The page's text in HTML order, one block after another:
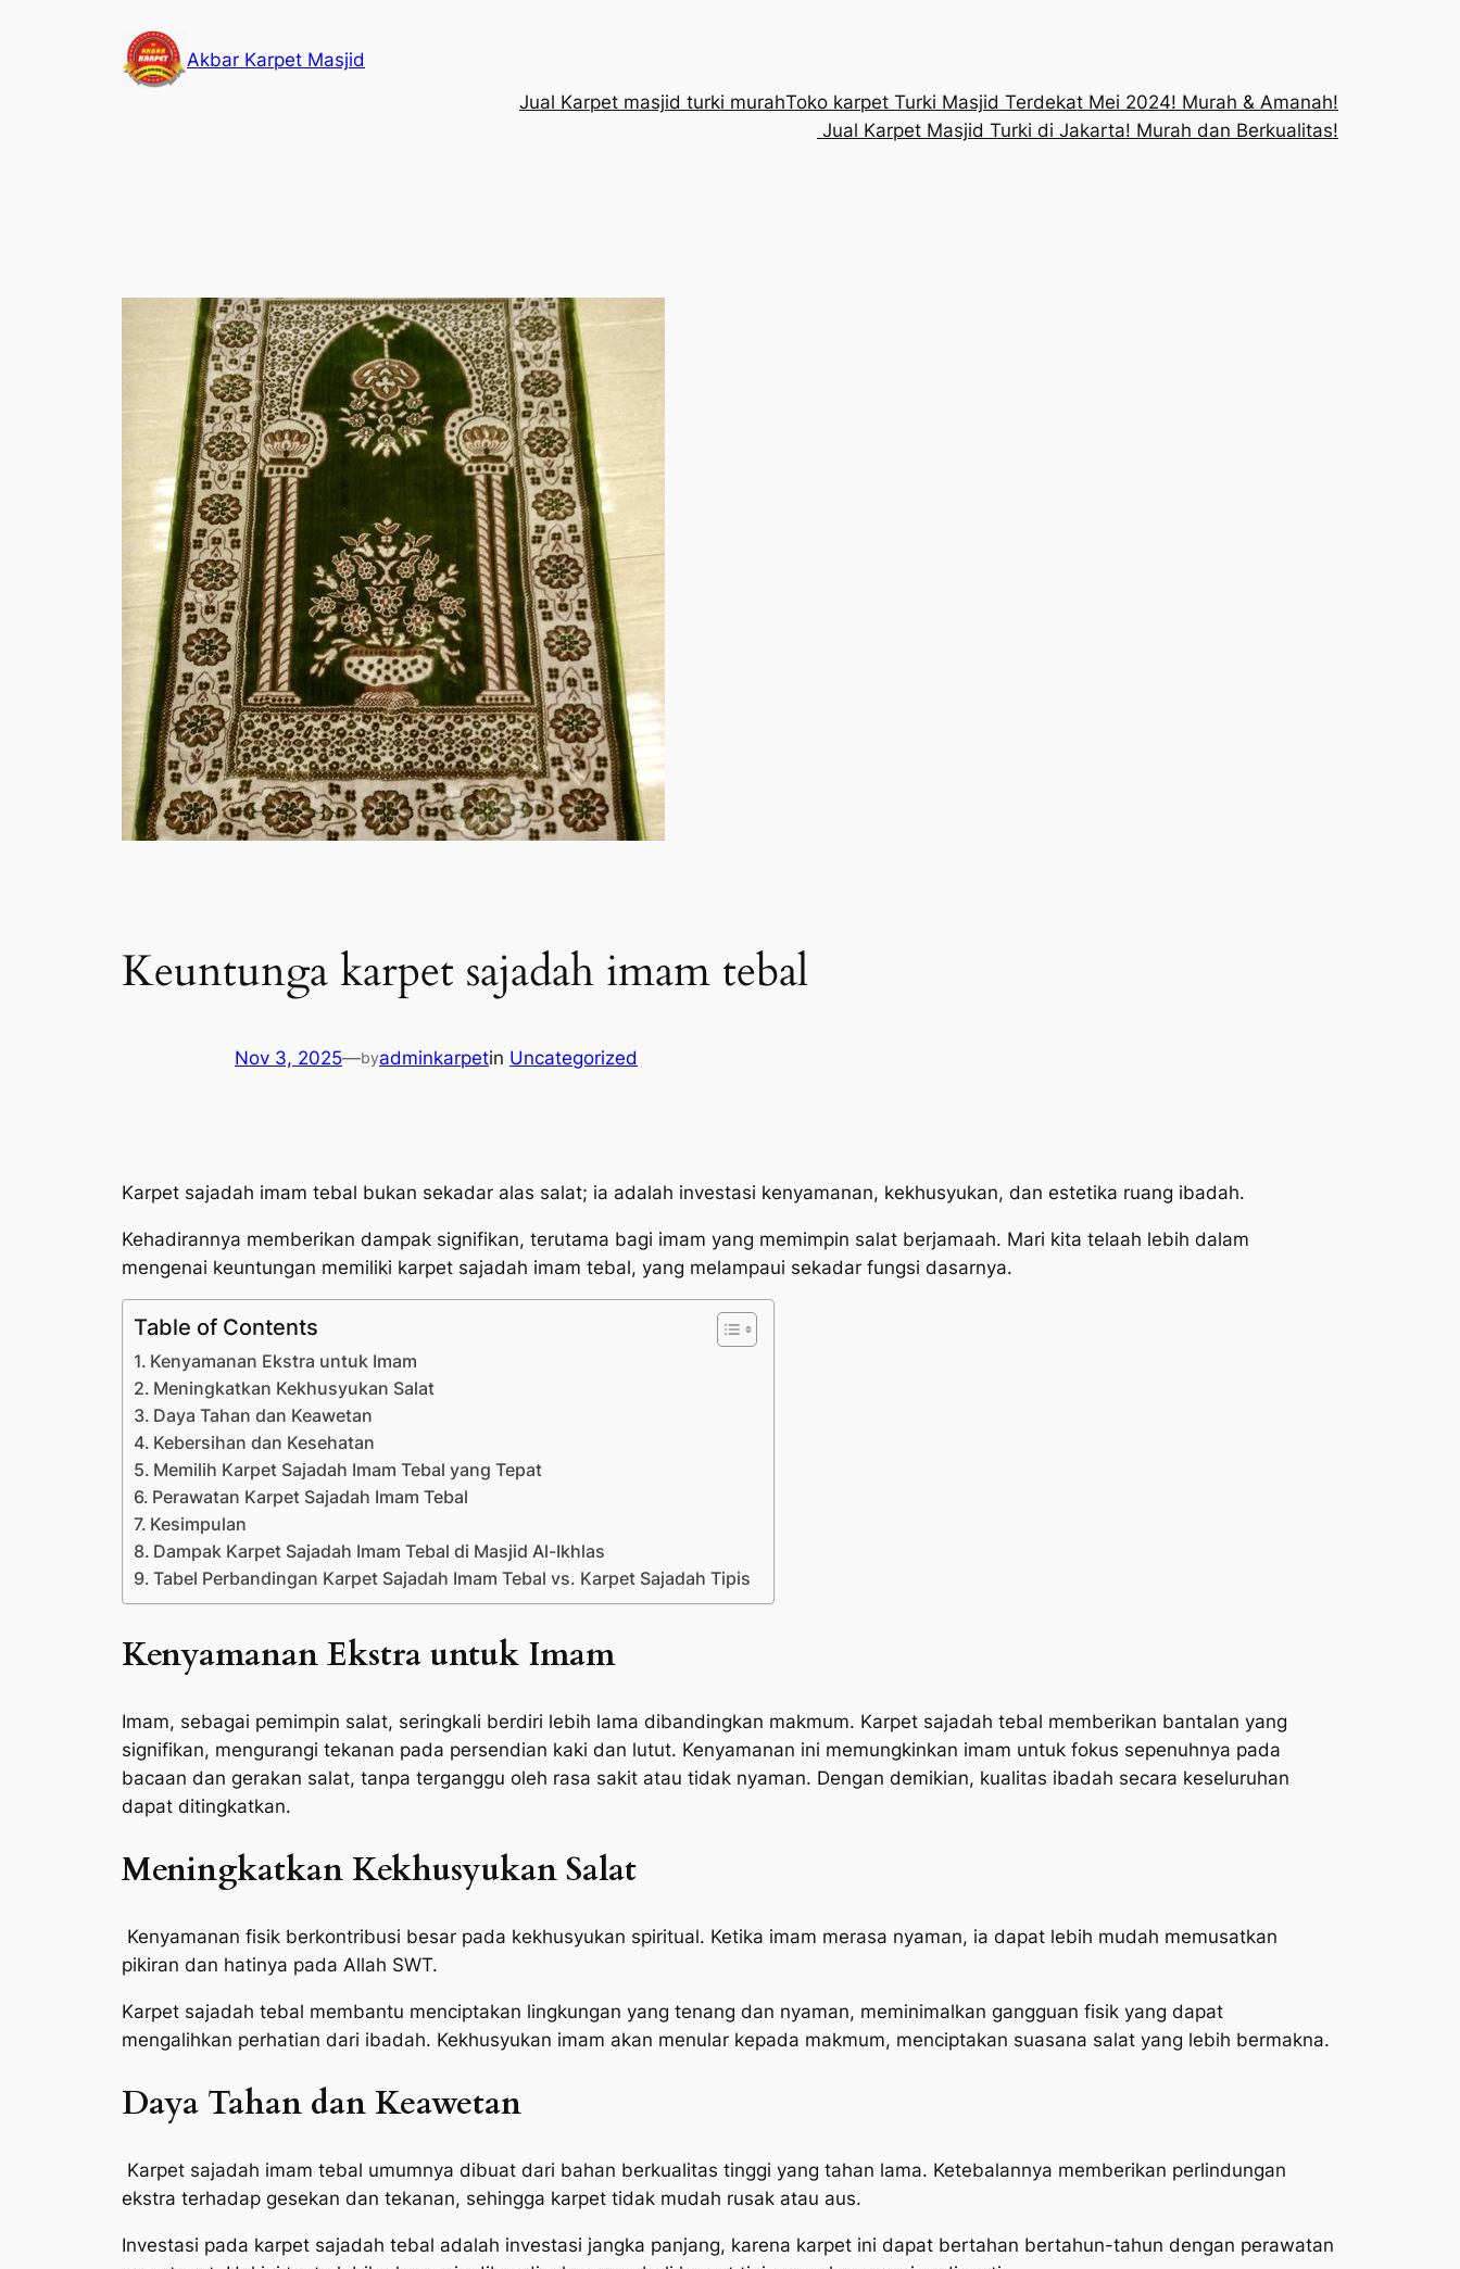
Akbar Karpet Masjid
Jual Karpet masjid turki murahToko karpet Turki Masjid Terdekat Mei 2024! Murah & Amanah!
Jual Karpet Masjid Turki di Jakarta! Murah dan Berkualitas!
Keuntunga karpet sajadah imam tebal
Nov 3, 2025—byadminkarpetin Uncategorized
Karpet sajadah imam tebal bukan sekadar alas salat; ia adalah investasi kenyamanan, kekhusyukan, dan estetika ruang ibadah.
Kehadirannya memberikan dampak signifikan, terutama bagi imam yang memimpin salat berjamaah. Mari kita telaah lebih dalam
mengenai keuntungan memiliki karpet sajadah imam tebal, yang melampaui sekadar fungsi dasarnya.
Table of Contents
Kenyamanan Ekstra untuk Imam
Meningkatkan Kekhusyukan Salat
Daya Tahan dan Keawetan
Kebersihan dan Kesehatan
Memilih Karpet Sajadah Imam Tebal yang Tepat
Perawatan Karpet Sajadah Imam Tebal
Kesimpulan
Dampak Karpet Sajadah Imam Tebal di Masjid Al-Ikhlas
Tabel Perbandingan Karpet Sajadah Imam Tebal vs. Karpet Sajadah Tipis
Kenyamanan Ekstra untuk Imam
Imam, sebagai pemimpin salat, seringkali berdiri lebih lama dibandingkan makmum. Karpet sajadah tebal memberikan bantalan yang
signifikan, mengurangi tekanan pada persendian kaki dan lutut. Kenyamanan ini memungkinkan imam untuk fokus sepenuhnya pada
bacaan dan gerakan salat, tanpa terganggu oleh rasa sakit atau tidak nyaman. Dengan demikian, kualitas ibadah secara keseluruhan
dapat ditingkatkan.
Meningkatkan Kekhusyukan Salat
Kenyamanan fisik berkontribusi besar pada kekhusyukan spiritual. Ketika imam merasa nyaman, ia dapat lebih mudah memusatkan
pikiran dan hatinya pada Allah SWT.
Karpet sajadah tebal membantu menciptakan lingkungan yang tenang dan nyaman, meminimalkan gangguan fisik yang dapat
mengalihkan perhatian dari ibadah. Kekhusyukan imam akan menular kepada makmum, menciptakan suasana salat yang lebih bermakna.
Daya Tahan dan Keawetan
Karpet sajadah imam tebal umumnya dibuat dari bahan berkualitas tinggi yang tahan lama. Ketebalannya memberikan perlindungan
ekstra terhadap gesekan dan tekanan, sehingga karpet tidak mudah rusak atau aus.
Investasi pada karpet sajadah tebal adalah investasi jangka panjang, karena karpet ini dapat bertahan bertahun-tahun dengan perawatan